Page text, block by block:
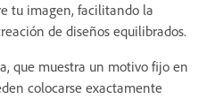
tu imagen, facilitando la
de diseños equilibrados.
que muestra un motivo fijo en
colocarse exactamente